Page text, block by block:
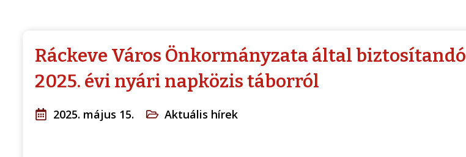
Ráckeve Város Önkormányzata által biztosítandó
2025. évi nyári napközis táborról
2025. május 15. Aktuális hírek